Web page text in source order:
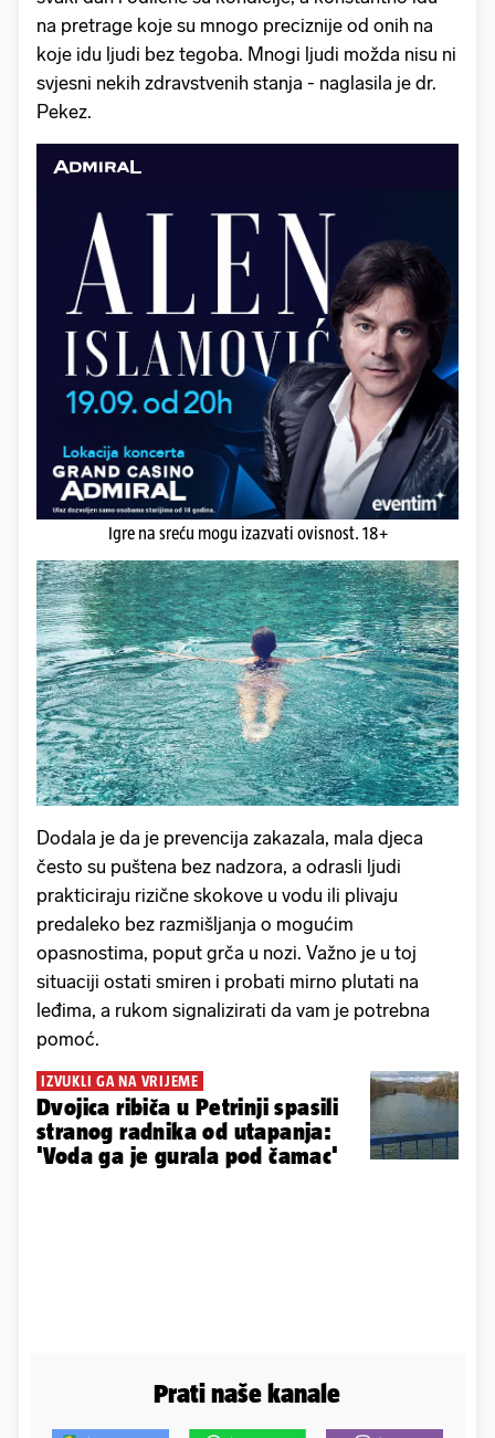
na pretrage koje su mnogo preciznije od onih na
koje idu ljudi bez tegoba. Mnogi ljudi možda nisu ni
svjesni nekih zdravstvenih stanja - naglasila je dr.
Pekez.
Igre na sreću mogu izazvati ovisnost. 18+
Dodala je da je prevencija zakazala, mala djeca
često su puštena bez nadzora, a odrasli ljudi
prakticiraju rizične skokove u vodu ili plivaju
predaleko bez razmišljanja o mogućim
opasnostima, poput grča u nozi. Važno je u toj
situaciji ostati smiren i probati mirno plutati na
leđima, a rukom signalizirati da vam je potrebna
pomoć.
IZVUKLI GA NA VRIJEME
Dvojica ribiča u Petrinji spasili
stranog radnika od utapanja:
'Voda ga je gurala pod čamac'
Prati naše kanale